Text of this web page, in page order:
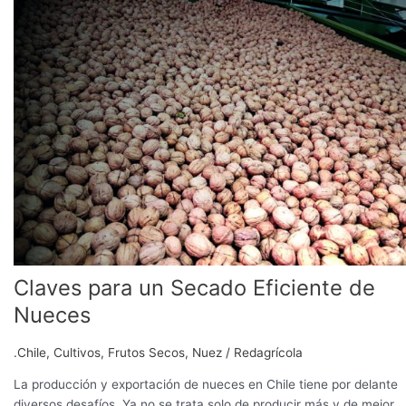
Claves para un Secado Eficiente de
Nueces
.Chile, Cultivos, Frutos Secos, Nuez / Redagrícola
La producción y exportación de nueces en Chile tiene por delante
Secado
Eficiente
de
Nueces